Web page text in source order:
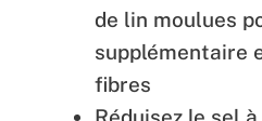
de lin moulues
supplémentaire
fibres